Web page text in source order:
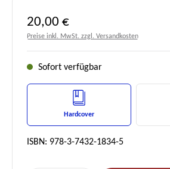
Regulärer Preis:
20,00 €
Preise inkl. MwSt. zzgl. Versandkosten
Sofort verfügbar
Hardcover
ISBN: 978-3-7432-1834-5